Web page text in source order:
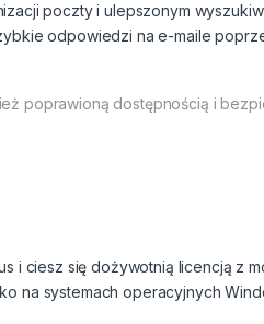
poczty i ulepszonym
odpowiedzi na e-maile
poprawioną dostępnością i
i ciesz się dożywotnią licencją z
na systemach operacyjnych